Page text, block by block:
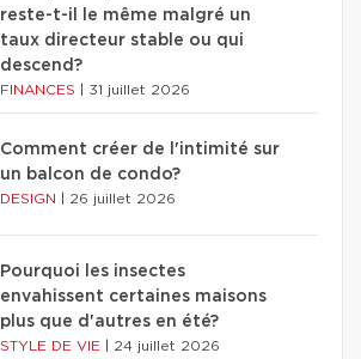
reste-t-il le même malgré un
taux directeur stable ou qui
descend?
FINANCES 31 juillet 2026
Comment créer de l'intimité sur
un balcon de condo?
DESIGN 26 juillet 2026
Pourquoi les insectes
envahissent certaines maisons
plus que d'autres en été?
STYLE DE VIE 24 juillet 2026